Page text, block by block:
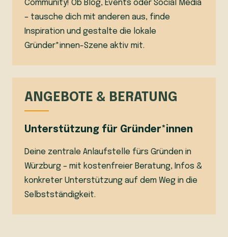
Community! Ob Blog, Events oder Social Media
– tausche dich mit anderen aus, finde
Inspiration und gestalte die lokale
Gründer*innen-Szene aktiv mit.
ANGEBOTE & BERATUNG
Unterstützung für Gründer*innen
Deine zentrale Anlaufstelle fürs Gründen in
Würzburg – mit kostenfreier Beratung, Infos &
konkreter Unterstützung auf dem Weg in die
Selbstständigkeit.